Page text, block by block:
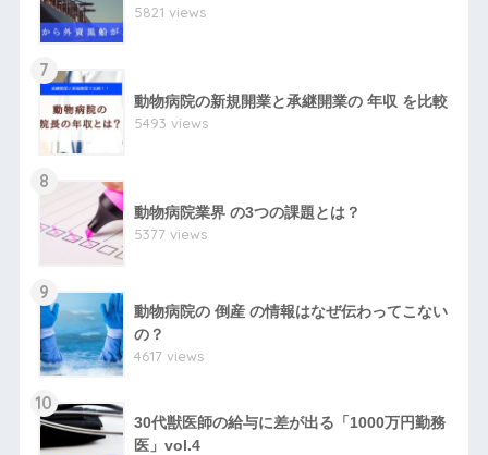
5821 views
7
動物病院の新規開業と承継開業の 年収 を比較
5493 views
8
動物病院業界 の3つの課題とは？
5377 views
9
動物病院の 倒産 の情報はなぜ伝わってこない
の？
4617 views
10
30代獣医師の給与に差が出る「1000万円勤務
医」vol.4